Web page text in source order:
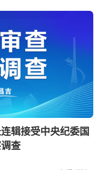
辑接受中央纪委国
查